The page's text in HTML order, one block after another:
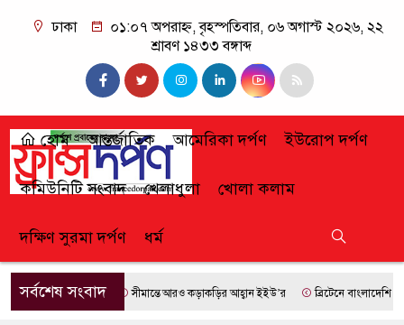
ঢাকা
০১:০৭ অপরাহ্ন, বৃহস্পতিবার, ০৬ অগাস্ট ২০২৬, ২২
শ্রাবণ ১৪৩৩ বঙ্গাব্দ
হোম আন্তর্জাতিক আমেরিকা দর্পণ ইউরোপ দর্পণ
কমিউনিটি সংবাদ খেলাধুলা খোলা কলাম
দক্ষিণ সুরমা দর্পণ ধর্ম
সর্বশেষ সংবাদ সীমান্তে আরও কড়াকড়ির আহ্বান ইইউ’র ব্রিটেনে বাংলাদেশি